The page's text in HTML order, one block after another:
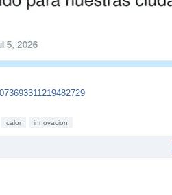
calor innovacion